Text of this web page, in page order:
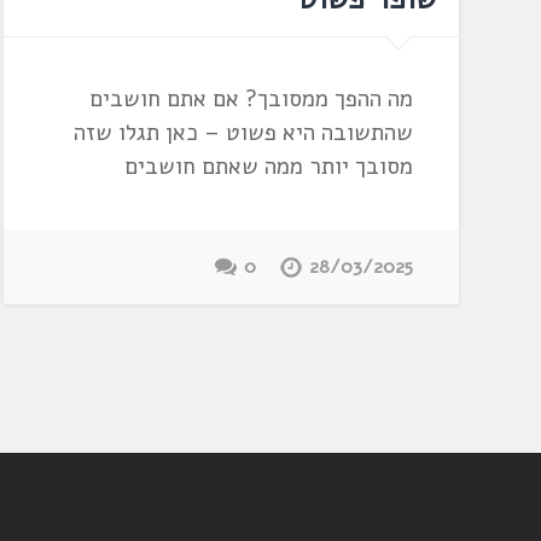
מה ההפך ממסובך? אם אתם חושבים
שהתשובה היא פשוט – כאן תגלו שזה
מסובך יותר ממה שאתם חושבים
28/03/2025
0